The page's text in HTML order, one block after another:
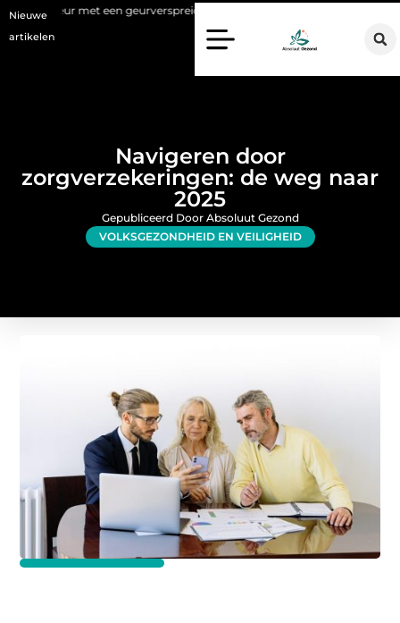
Nieuwe
artikelen
een geurverspreider Haaruitval aanpakken: wat een
Navigeren door
zorgverzekeringen: de weg naar
2025
VOLKSGEZONDHEID EN VEILIGHEID
Gepubliceerd Door Absoluut Gezond